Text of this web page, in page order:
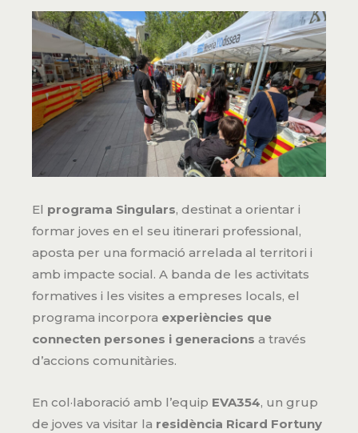
El programa Singulars, destinat a orientar i
formar joves en el seu itinerari professional,
aposta per una formació arrelada al territori i
amb impacte social. A banda de les activitats
formatives i les visites a empreses locals, el
programa incorpora experiències que
connecten persones i generacions a través
d’accions comunitàries.
En col·laboració amb l’equip EVA354, un grup
de joves va visitar la residència Ricard Fortuny